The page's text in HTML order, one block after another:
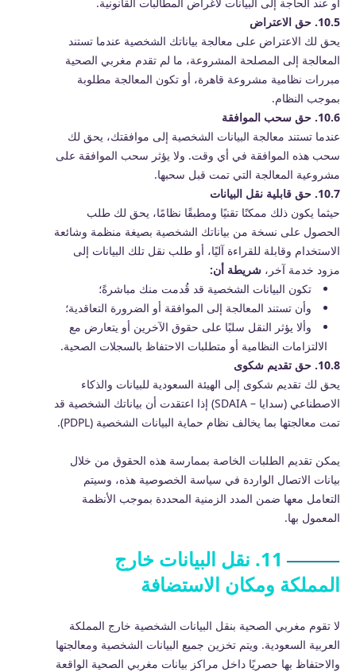
10.5. حق الاعتراض
يحق لك الاعتراض على معالجة بياناتك الشخصية عندما تستند
المعالجة إلى المصلحة المشروعة، ما لم تقدم مغربي الصحية
مبررات نظامية مشروعة قاهرة، أو تكون المعالجة مطلوبة
بموجب النظام.
10.6. حق سحب الموافقة
عندما تستند معالجة البيانات الشخصية إلى موافقتك، يحق لك
سحب هذه الموافقة في أي وقت. ولا يؤثر سحب الموافقة على
مشروعية المعالجة التي تمت قبل سحبها.
10.7. حق قابلية نقل البيانات
حيثما يكون ذلك ممكنًا تقنيًا ومطبقًا نظامًا، يحق لك طلب
الحصول على نسخة من بياناتك الشخصية بصيغة منظمة وشائعة
الاستخدام وقابلة للقراءة آليًا، أو طلب نقل تلك البيانات إلى
مزود خدمة آخر، شريطة أن:
تكون البيانات الشخصية قد قُدمت منك مباشرةً؛
وأن تستند المعالجة إلى الموافقة أو الضرورة التعاقدية؛
وألا يؤثر النقل سلبًا على حقوق الآخرين أو يتعارض مع
الالتزامات النظامية أو متطلبات الاحتفاظ بالسجلات الصحية.
10.8. حق تقديم شكوى
يحق لك تقديم شكوى إلى الهيئة السعودية للبيانات والذكاء
الاصطناعي (سدايا – SDAIA) إذا اعتقدت أن بياناتك الشخصية قد
تمت معالجتها بما يخالف نظام حماية البيانات الشخصية (PDPL).
يمكن تقديم الطلبات الخاصة بممارسة هذه الحقوق من خلال
بيانات الاتصال الواردة في سياسة الخصوصية هذه، وسيتم
التعامل معها ضمن المدد الزمنية المحددة بموجب الأنظمة
المعمول بها.
11. نقل البيانات خارج
المملكة ومكان الاستضافة
لا تقوم مغربي الصحية بنقل البيانات الشخصية خارج المملكة
العربية السعودية. ويتم تخزين جميع البيانات الشخصية ومعالجتها
والاحتفاظ بها حصريًا داخل مراكز بيانات مغربي الصحية الواقعة